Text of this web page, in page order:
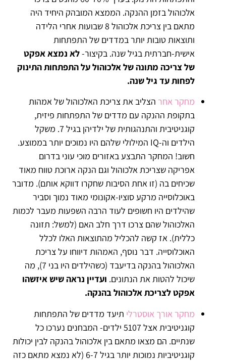
אלכוהול בזמן ההנקה. הממצא המובהק היחיד היה
מתאם בין צריכת אלכוהול 8 שבועות אחרי הלידה
ותוצאות טובות יותר במדדים של התפתחות
אישית-חברתית בגיל שנה. בקיצור-לא נמצא אפקט
של צריכה מתונה של אלכוהול על התפתחות התינוק
לפחות עד גיל שנה.
מחקר אחר הצליב את צריכת האלכוהול של אמהות
בתקופת ההנקה עם מדדים של התפתחות פיזית,
קוגניטיבית והתנהגותית של ילדיהן בגיל 7. משקל
הילדים וה-IQ המילולי שלהם היו נמוכים יותר בממוצע.
חשוב! המחקר התבצע באזורים מוכי עוני בדרום
אפריקה שצריכת אלכוהול וגם הנקה ארוכת טווח מאוד
שכיחים בה (זו אחת הסיבות שחקרו דווקא אותם). מדובר
באוכלוסייה מרקע סוציו-אקונומי מאוד נמוך וסביר
שהילדים היו חשופים לעוד הרבה השפעות מעבר לכמות
האלכוהול שהם צרכו דרך חלב האם (למשל: תזונה
כללית). אז קשה להכליל מהתוצאות האלו לכלל
האוכלוסייה. דבר נוסף, האמהות דיווחו על צריכת
האלכוהול בהנקה בדיעבד (כשהילדים היו בני 7), מה
שיכול להטות את הנתונים. ועדיין נראה שיש איזשהו
אפקט לצריכת אלכוהול בהנקה.
מחקר אורך אוסטרלי תיעד מדדים של התפתחות
קוגניטיבית אצל 5107 ילדים- המבחנים נערכו כל
שנתיים. הם מצאו מתאם בין אלכוהול בהנקה לבין יכולות
קוגניטיביות נמוכות יותר בגיל 6-7 (לא נמצא מתאם כזה